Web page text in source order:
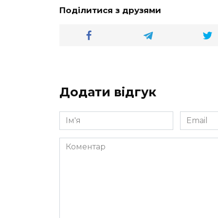
Поділитися з друзями
Додати відгук
Ім'я
*
Email
*
Коментар